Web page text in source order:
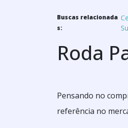
Buscas relacionada
s:
Roda
Pensando no
referência no